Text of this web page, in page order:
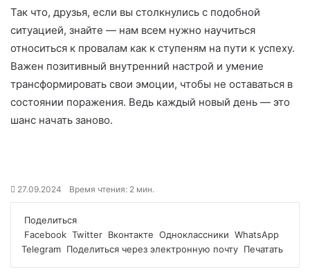
Так что, друзья, если вы столкнулись с подобной
ситуацией, знайте — нам всем нужно научиться
относиться к провалам как к ступеням на пути к успеху.
Важен позитивный внутренний настрой и умение
трансформировать свои эмоции, чтобы не оставаться в
состоянии поражения. Ведь каждый новый день — это
шанс начать заново.
27.09.2024 Время чтения: 2 мин.
Поделиться
Facebook Twitter Вконтакте Одноклассники WhatsApp
Telegram Поделиться через электронную почту Печатать